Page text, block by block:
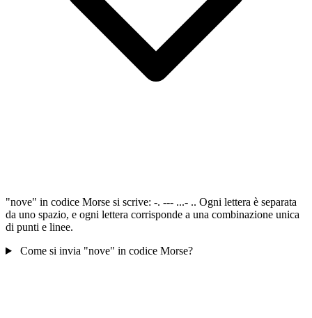
"nove" in codice Morse si scrive: -. --- ...- .. Ogni lettera è separata
da uno spazio, e ogni lettera corrisponde a una combinazione unica
di punti e linee.
Come si invia "nove" in codice Morse?